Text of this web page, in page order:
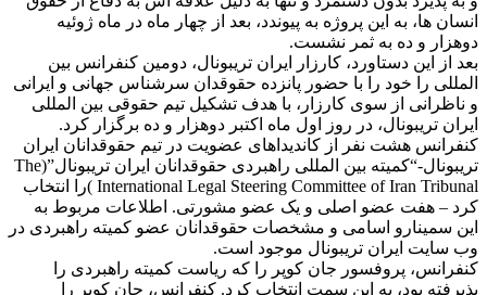
انسان ها، به این پروژه به پیوندد، بعد از چهار ماه در ماه ژوئیه
دوهزار و ده به ثمر نشست.
بعد از این دستاورد، کارزار ایران تریبونال، دومین کنفرانس بین
المللی را خود را با حضور پانزده حقوقدان سرشناس جهانی و ایرانی
و ناظرانی از سوی کارزار، با هدف تشکیل تیم حقوقی بین المللی
ایران تریبونال، در روز اول ماه اکتبر دوهزار و ده برگزار کرد.
کنفرانس هشت نفر از کاندیداهای عضویت در تیم حقوقدانان ایران
تریبونال-“کمیته بین المللی راهبردی حقوقدانان ایران تریبونال”(The
International Legal Steering Committee of Iran Tribunal )را انتخاب
کرد – هفت عضو اصلی و یک عضو مشورتی. اطلاعات مربوط به
این سمینارو اسامی و مشخصات حقوقدانان عضو کمیته راهبردی در
وب سایت ایران تریبونال موجود است.
کنفرانس، پروفسور جان کوپر را که ریاست کمیته راهبردی را
پذیرفته بود، به این سمت انتخاب کرد. کنفرانس، جان کوپر را